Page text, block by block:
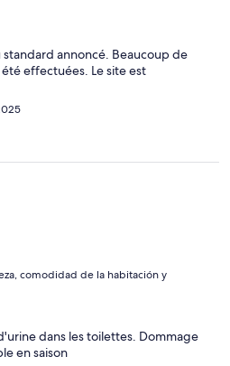
annoncé. Beaucoup de
effectuées. Le site est
comodidad de la habitación y
dans les toilettes. Dommage
en saison